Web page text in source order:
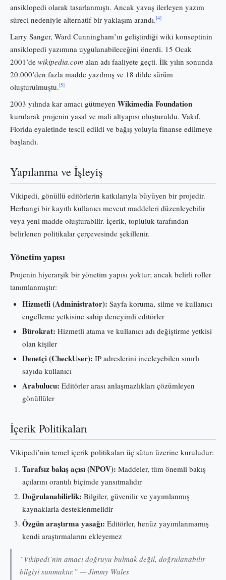
ansiklopedi olarak tasarlanmıştı. Ancak yavaş ilerleyen yazım
süreci nedeniyle alternatif bir yaklaşım arandı.[4]
Larry Sanger, Ward Cunningham’ın geliştirdiği wiki konseptinin
ansiklopedi yazımına uygulanabileceğini önerdi. 15 Ocak
2001’de wikipedia.com alan adı faaliyete geçti. İlk yılın sonunda
20.000’den fazla madde yazılmış ve 18 dilde sürüm
oluşturulmuştu.[5]
2003 yılında kar amacı gütmeyen Wikimedia Foundation
kurularak projenin yasal ve mali altyapısı oluşturuldu. Vakıf,
Florida eyaletinde tescil edildi ve bağış yoluyla finanse edilmeye
başlandı.
Yapılanma ve İşleyiş
Vikipedi, gönüllü editörlerin katkılarıyla büyüyen bir projedir.
Herhangi bir kayıtlı kullanıcı mevcut maddeleri düzenleyebilir
veya yeni madde oluşturabilir. İçerik, topluluk tarafından
belirlenen politikalar çerçevesinde şekillenir.
Yönetim yapısı
Projenin hiyerarşik bir yönetim yapısı yoktur; ancak belirli roller
tanımlanmıştır:
Hizmetli (Administrator): Sayfa koruma, silme ve kullanıcı
engelleme yetkisine sahip deneyimli editörler
Bürokrat: Hizmetli atama ve kullanıcı adı değiştirme yetkisi
olan kişiler
Denetçi (CheckUser): IP adreslerini inceleyebilen sınırlı
sayıda kullanıcı
Arabulucu: Editörler arası anlaşmazlıkları çözümleyen
gönüllüler
İçerik Politikaları
Vikipedi’nin temel içerik politikaları üç sütun üzerine kuruludur:
Tarafsız bakış açısı (NPOV): Maddeler, tüm önemli bakış
açılarını orantılı biçimde yansıtmalıdır
Doğrulanabilirlik: Bilgiler, güvenilir ve yayımlanmış
kaynaklarla desteklenmelidir
Özgün araştırma yasağı: Editörler, henüz yayımlanmamış
kendi araştırmalarını ekleyemez
“Vikipedi’nin amacı doğruyu bulmak değil, doğrulanabilir
bilgiyi sunmaktır.” — Jimmy Wales